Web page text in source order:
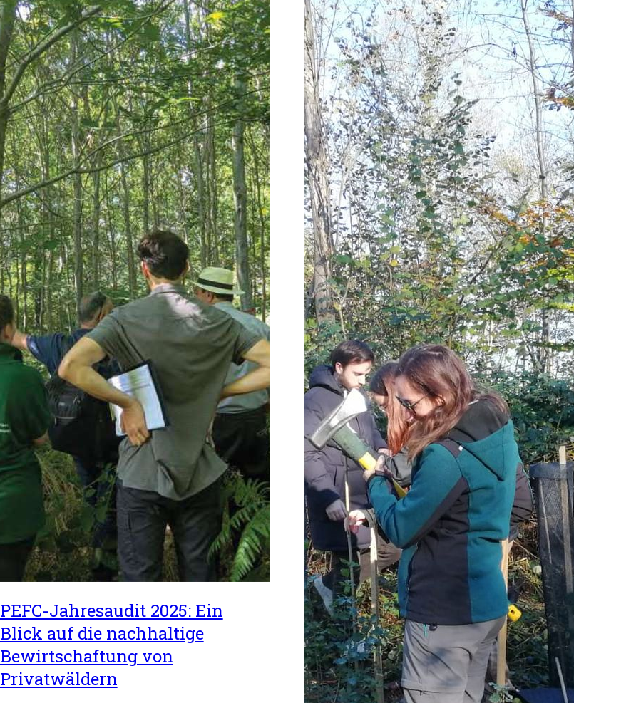
PEFC-Jahresaudit 2025: Ein
Blick auf die nachhaltige
Bewirtschaftung von
Privatwäldern